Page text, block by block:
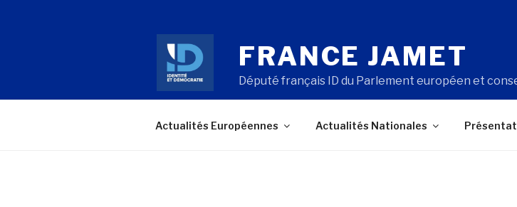
FRANCE JAMET
Député français ID du Parlement européen et
Actualités Européennes Actualités Nationales